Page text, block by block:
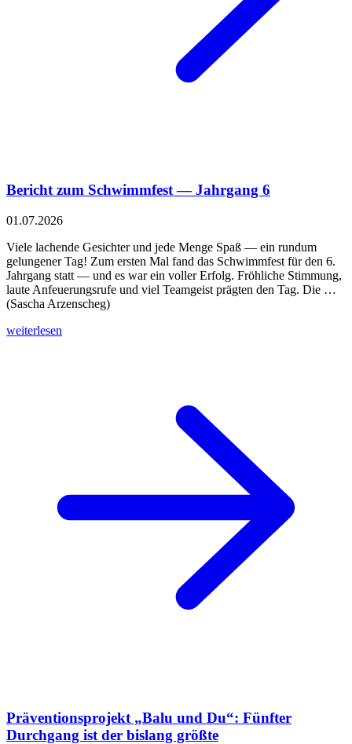
Bericht zum Schwimmfest — Jahrgang 6
01.07.2026
Viele lachende Gesichter und jede Menge Spaß — ein rundum
gelungener Tag! Zum ersten Mal fand das Schwimmfest für den 6.
Jahrgang statt — und es war ein voller Erfolg. Fröhliche Stimmung,
laute Anfeuerungsrufe und viel Teamgeist prägten den Tag. Die …
(Sascha Arzenscheg)
weiterlesen
Präventionsprojekt „Balu und Du“: Fünfter
Durchgang ist der bislang größte